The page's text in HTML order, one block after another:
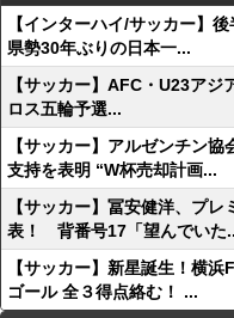
【インターハイ/サッカー】
県勢30年ぶりの日本一...
【サッカー】AFC・U23ア
ロス五輪予選...
【サッカー】アルゼンチン
支持を表明 “W杯売却計画...
【サッカー】冨安健洋、プ
表！ 背番号17「望んでいた
【サッカー】新星誕生！横
ゴール 全３得点絡む！ ...